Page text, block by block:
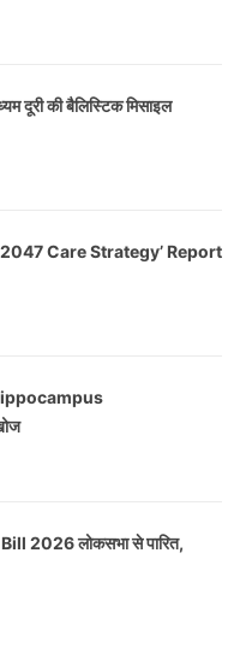
की बैलिस्टिक मिसाइल
2047 Care Strategy’ Report
2026 लोकसभा से पारित,